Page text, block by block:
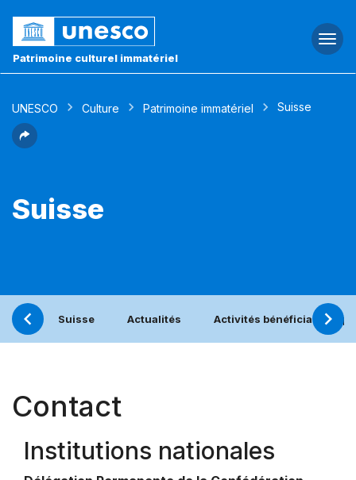
Patrimoine culturel immatériel
UNESCO Culture Patrimoine immatériel Suisse
Suisse
Suisse Actualités Activités bénéficiant du
Contact
Institutions nationales